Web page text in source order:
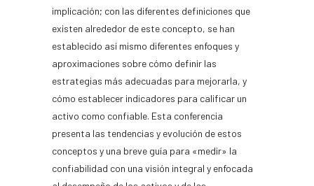
implicación; con las diferentes definiciones que
existen alrededor de este concepto, se han
establecido así­ mismo diferentes enfoques y
aproximaciones sobre cómo definir las
estrategias más adecuadas para mejorarla, y
cómo establecer indicadores para calificar un
activo como confiable. Esta conferencia
presenta las tendencias y evolución de estos
conceptos y una breve guí­a para «medir» la
confiabilidad con una visión integral y enfocada